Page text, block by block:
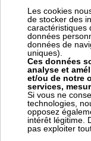
Pression : 100 bars
Pochettes de 100
Aramides + NBR.
Pour raccords
Remplace les joints
Utilisation dans
vapeur, GAZ.
Température mini :
-200°C.
Température maxi :
Les cookies
de stocker des
caractéristiques
données
données de
uniques).
Ces données
analyse et
et/ou de notre
services,
Si vous ne
technologies,
opposez
intérêt légitime.
pas exploiter